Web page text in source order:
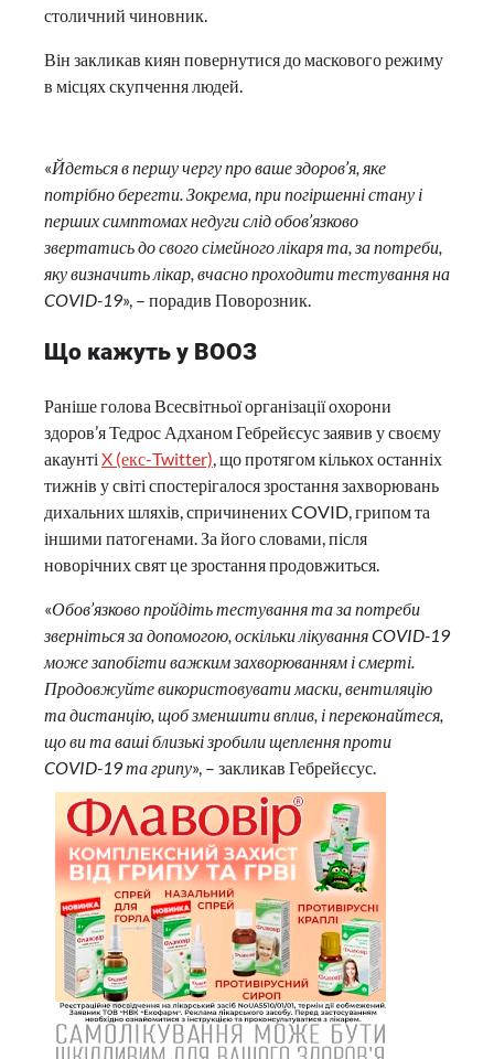
столичний чиновник.
Він закликав киян повернутися до маскового режиму
в місцях скупчення людей.
«Йдеться в першу чергу про ваше здоров’я, яке
потрібно берегти. Зокрема, при погіршенні стану і
перших симптомах недуги слід обов’язково
звертатись до свого сімейного лікаря та, за потреби,
яку визначить лікар, вчасно проходити тестування на
COVID-19», – порадив Поворозник.
Що кажуть у ВООЗ
Раніше голова Всесвітньої організації охорони
здоров’я Тедрос Адханом Гебрейєсус заявив у своєму
акаунті X (екс-Twitter), що протягом кількох останніх
тижнів у світі спостерігалося зростання захворювань
дихальних шляхів, спричинених COVID, грипом та
іншими патогенами. За його словами, після
новорічних свят це зростання продовжиться.
«Обов’язково пройдіть тестування та за потреби
зверніться за допомогою, оскільки лікування COVID-19
може запобігти важким захворюванням і смерті.
Продовжуйте використовувати маски, вентиляцію
та дистанцію, щоб зменшити вплив, і переконайтеся,
що ви та ваші близькі зробили щеплення проти
COVID-19 та грипу», – закликав Гебрейєсус.